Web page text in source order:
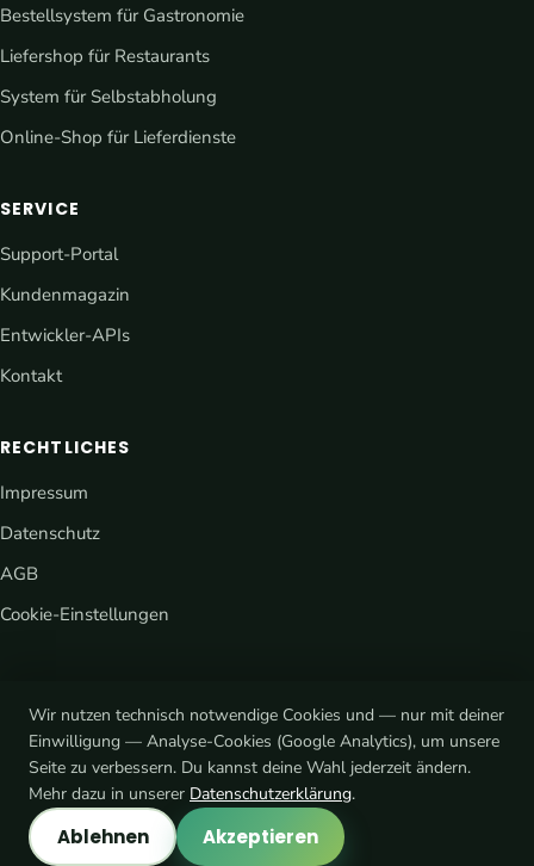
Bestellsystem für Gastronomie
Liefershop für Restaurants
System für Selbstabholung
Online-Shop für Lieferdienste
SERVICE
Support-Portal
Kundenmagazin
Entwickler-APIs
Kontakt
RECHTLICHES
Impressum
Datenschutz
AGB
Cookie-Einstellungen
® eCaupo ist eine rechtlich geschützte Marke · © 2026 Platform7
mediadesign
@ecaupo.official
Wir nutzen technisch notwendige Cookies und — nur mit deiner
Einwilligung — Analyse-Cookies (Google Analytics), um unsere
Seite zu verbessern. Du kannst deine Wahl jederzeit ändern.
Mehr dazu in unserer Datenschutzerklärung.
Ablehnen Akzeptieren